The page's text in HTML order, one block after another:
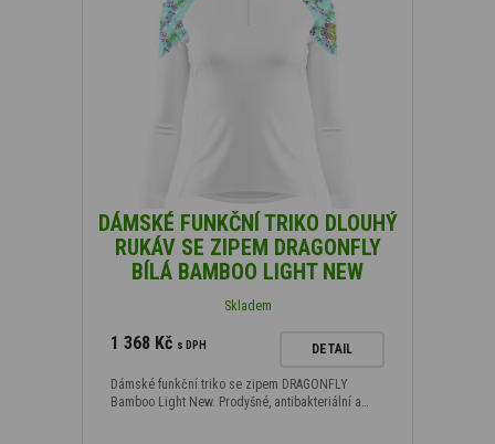
DÁMSKÉ FUNKČNÍ TRIKO DLOUHÝ
RUKÁV SE ZIPEM DRAGONFLY
BÍLÁ BAMBOO LIGHT NEW
Skladem
1 368 Kč s DPH DETAIL
Dámské funkční triko se zipem DRAGONFLY
Bamboo Light New. Prodyšné, antibakteriální a…